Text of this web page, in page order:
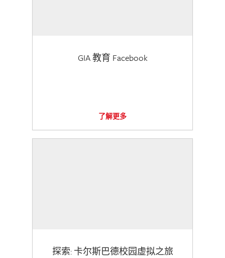
GIA 教育 Facebook
了解更多
探索: 卡尔斯巴德校园虚拟之旅